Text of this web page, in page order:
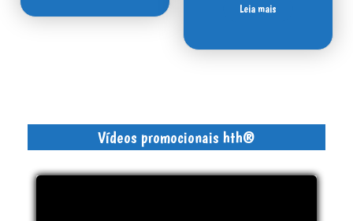
Leia mais
Vídeos promocionais hth®